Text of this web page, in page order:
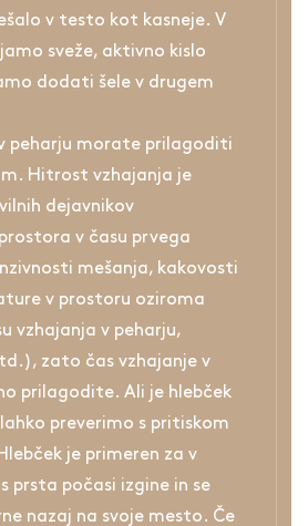
v testo kot kasneje. V
sveže, aktivno kislo
dodati šele v drugem
peharju morate prilagoditi
Hitrost vzhajanja je
dejavnikov
v času prvega
mešanja, kakovosti
v prostoru oziroma
vzhajanja v peharju,
zato čas vzhajanje v
prilagodite. Ali je hlebček
preverimo s pritiskom
je primeren za v
prsta počasi izgine in se
nazaj na svoje mesto. Če